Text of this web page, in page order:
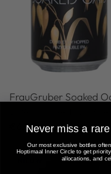
FrauGruber Soaked
€6,95Never miss a
Our most exclusive bottles
Hoptimaal Inner Circle to get
allocations, and